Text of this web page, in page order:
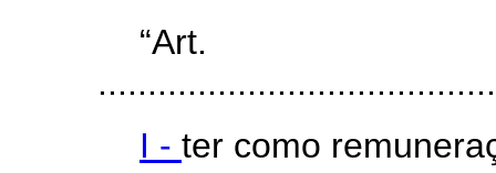
I - ter como